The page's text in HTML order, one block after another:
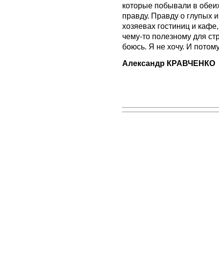
которые побывали в
правду. Правду о глупых
хозяевах гостиниц и
чему-то полезному для
боюсь. Я не хочу. И
Александр КРАВЧЕНКО